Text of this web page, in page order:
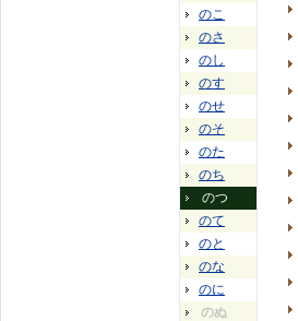
のこ
のさ
のし
のす
のせ
のそ
のた
のち
のつ
のて
のと
のな
のに
のぬ